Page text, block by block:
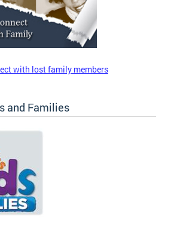
with lost family members
and Families